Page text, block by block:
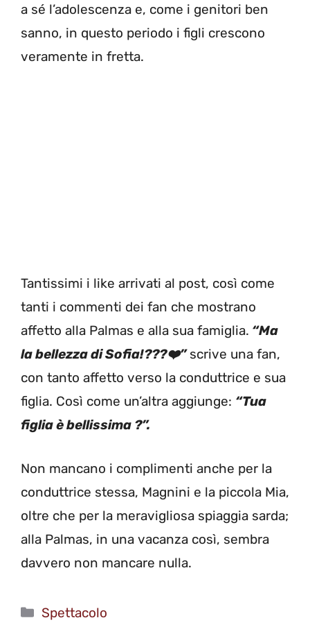
a sé l’adolescenza e, come i genitori ben
sanno, in questo periodo i figli crescono
veramente in fretta.
Tantissimi i like arrivati al post, così come
tanti i commenti dei fan che mostrano
affetto alla Palmas e alla sua famiglia. “Ma
la bellezza di Sofia!???❤️”scrive una fan,
con tanto affetto verso la conduttrice e sua
figlia. Così come un’altra aggiunge: “Tua
figlia è bellissima ?”.
Non mancano i complimenti anche per la
conduttrice stessa, Magnini e la piccola Mia,
oltre che per la meravigliosa spiaggia sarda;
alla Palmas, in una vacanza così, sembra
davvero non mancare nulla.
Categorie
Spettacolo